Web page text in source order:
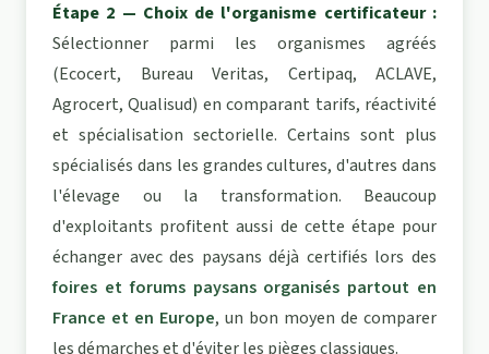
Étape 2 — Choix de l'organisme certificateur :
Sélectionner parmi les organismes agréés
(Ecocert, Bureau Veritas, Certipaq, ACLAVE,
Agrocert, Qualisud) en comparant tarifs, réactivité
et spécialisation sectorielle. Certains sont plus
spécialisés dans les grandes cultures, d'autres dans
l'élevage ou la transformation. Beaucoup
d'exploitants profitent aussi de cette étape pour
échanger avec des paysans déjà certifiés lors des
foires et forums paysans organisés partout en
France et en Europe, un bon moyen de comparer
les démarches et d'éviter les pièges classiques.